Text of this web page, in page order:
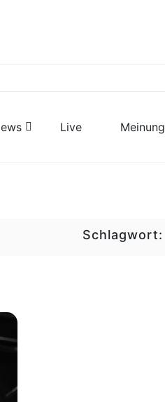
Live Meinung
Schlagwort: